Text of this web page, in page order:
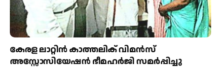
കേരള ലാറ്റിൻ കാത്തലിക് വിമൻസ്
അസ്സോസിയേഷൻ ഭീമഹർജി സമർപ്പിച്ചു